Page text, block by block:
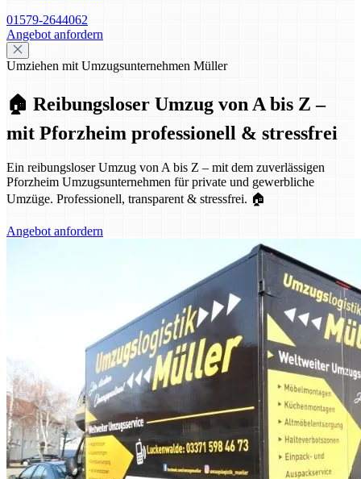
01579-2644062
Angebot anfordern
Umziehen mit Umzugsunternehmen Müller
🏠 Reibungsloser Umzug von A bis Z –
mit Pforzheim professionell & stressfrei
Ein reibungsloser Umzug von A bis Z – mit dem zuverlässigen
Pforzheim Umzugsunternehmen für private und gewerbliche
Umzüge. Professionell, transparent & stressfrei. 🏠
Angebot anfordern